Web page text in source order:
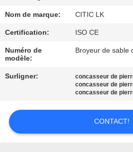
CONTRÔLE
DE
QUALITÉ
CONTACTEZ-
NOUS
Nom de marque: CITIC LK
Certification: ISO CE
Numéro de
modèle:
Broyeur de sable
Surligner: concasseur de
concasseur de
concasseur de
CONTACT!